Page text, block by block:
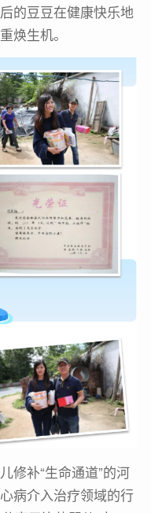
的豆豆在健康快乐地
焕生机。
修补“生命通道”的河
病介入治疗领域的行